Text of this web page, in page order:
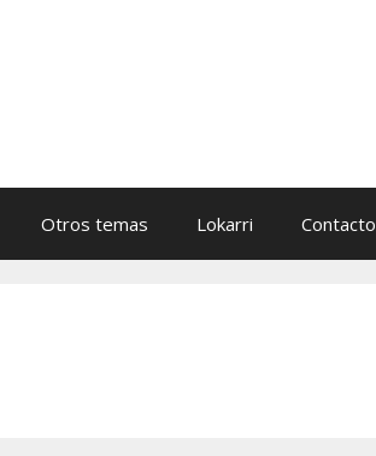
Otros temas Lokarri Contacto